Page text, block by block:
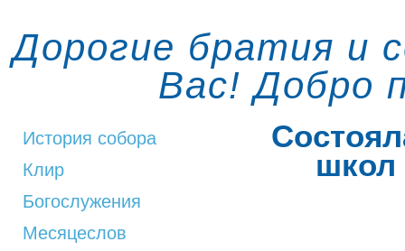
Дорогие братия и
Вас! Добро
История собора
Клир
Богослужения
Месяцеслов
школ